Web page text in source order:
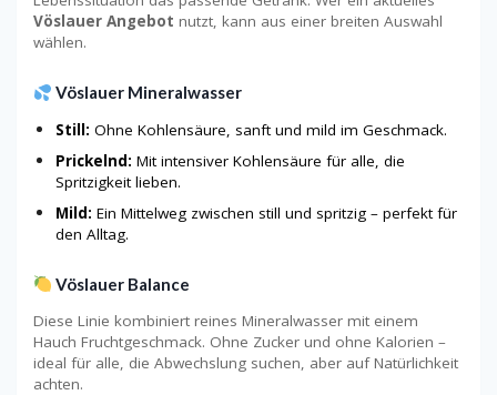
Vöslauer Angebot nutzt, kann aus einer breiten Auswahl
wählen.
Vöslauer Mineralwasser
Still: Ohne Kohlensäure, sanft und mild im Geschmack.
Prickelnd: Mit intensiver Kohlensäure für alle, die
Spritzigkeit lieben.
Mild: Ein Mittelweg zwischen still und spritzig – perfekt für
den Alltag.
Vöslauer Balance
Diese Linie kombiniert reines Mineralwasser mit einem
Hauch Fruchtgeschmack. Ohne Zucker und ohne Kalorien –
ideal für alle, die Abwechslung suchen, aber auf Natürlichkeit
achten.